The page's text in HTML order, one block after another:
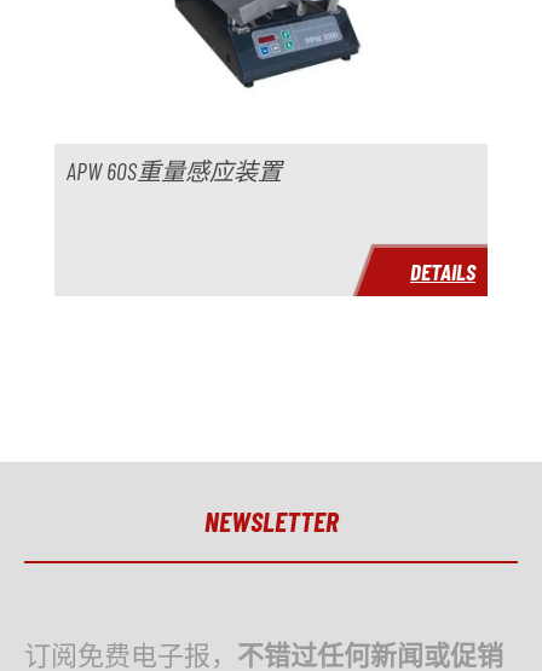
APW 60S重量感应装置
DETAILS
NEWSLETTER
订阅免费电子报， 不错过任何新闻或促销